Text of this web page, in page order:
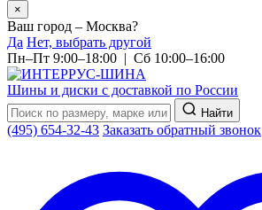
×
Ваш город – Москва?
Да Нет, выбрать другой
Пн–Пт 9:00–18:00 | Сб 10:00–16:00
Шины и диски с доставкой по России
Найти
(495) 654-32-43 Заказать обратный звонок